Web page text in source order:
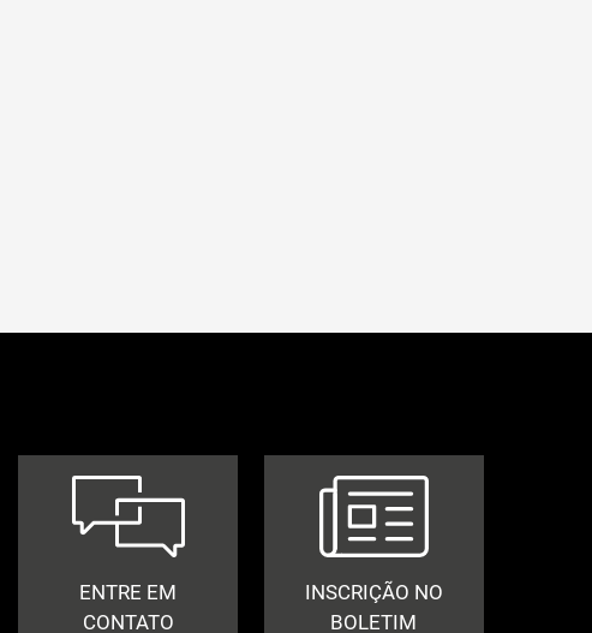
ENTRE EM
CONTATO
INSCRIÇÃO NO
BOLETIM